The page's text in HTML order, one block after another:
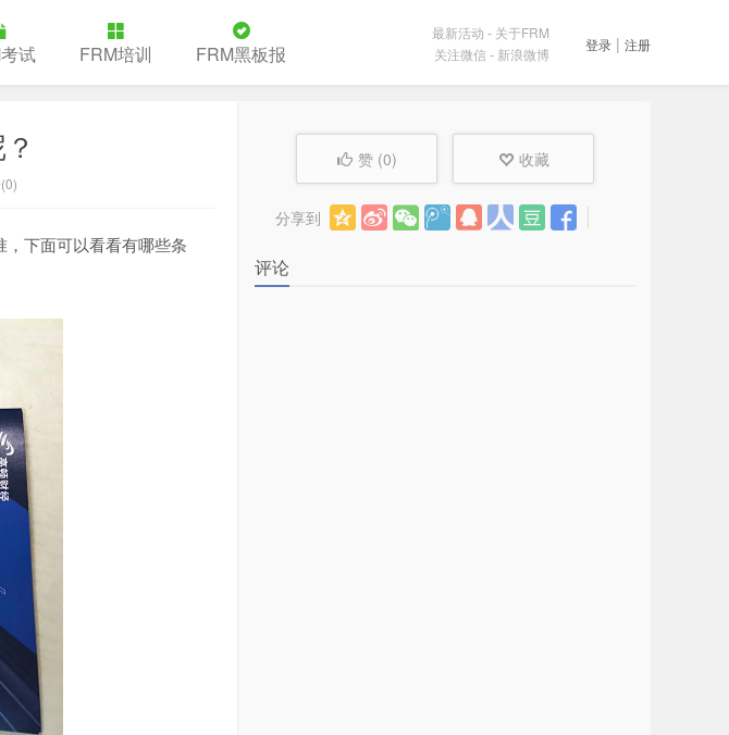
试 FRM培训 FRM黑板报 登录 | 注册
最新活动 - 关于FRM
关注微信- 新浪微博
下面可以看看有哪些条
赞 (0) 收藏
分享到
评论